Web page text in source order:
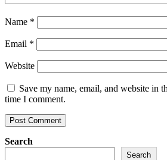
Name *
Email *
Website
Save my name, email, and website in
time I comment.
Search
Search